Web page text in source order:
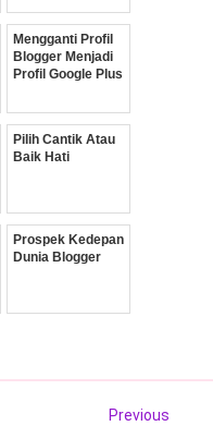
Mengganti Profil
Blogger Menjadi
Profil Google Plus
Pilih Cantik Atau
Baik Hati
Prospek Kedepan
Dunia Blogger
Previous